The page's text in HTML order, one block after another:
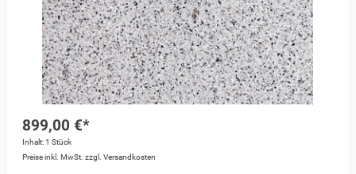
899,00 €*
Inhalt:1 Stück
Preise inkl. MwSt. zzgl. Versandkosten